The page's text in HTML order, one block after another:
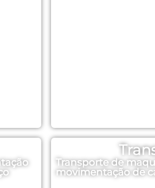
Transporte de
movimentação de